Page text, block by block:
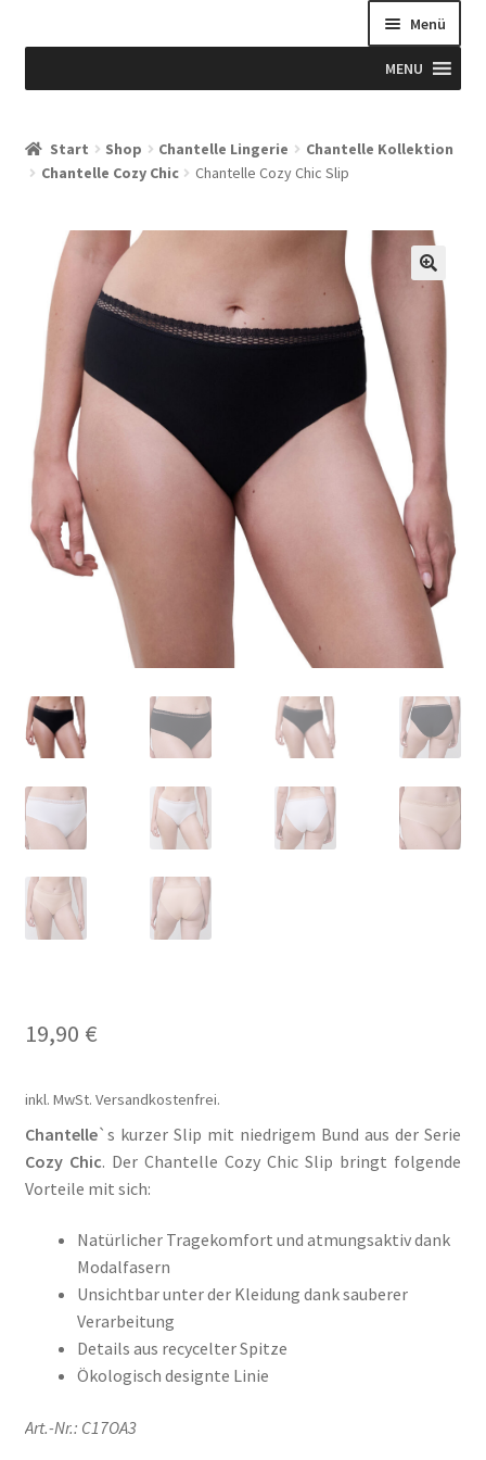
Menü
MENU
Allgemeine Geschäftsbedingungen
Beispiel-Seite
Blog
Blog
Blogue
Caixa
Carrello
Checkout
Cookie-Richtlinie
Datenschutzerklärung
Forma de pagamento
Impresso
Impressum
Impronta
Informazioni sui metodi di spedizione e di pagamento
Infos zu Versand und Bezahlmethoden
Kasse
Start Shop Chantelle Lingerie
Chantelle Kollektion
Chantelle Cozy Chic
Chantelle Cozy Chic Slip
19,90 €
inkl. MwSt. Versandkostenfrei.
Chantelle`s kurzer Slip mit niedrigem Bund aus der Serie
Cozy Chic. Der Chantelle Cozy Chic Slip bringt folgende
Vorteile mit sich:
Natürlicher Tragekomfort und atmungsaktiv dank
Modalfasern
Unsichtbar unter der Kleidung dank sauberer
Verarbeitung
Details aus recycelter Spitze
Ökologisch designte Linie
Art.-Nr.: C17OA3